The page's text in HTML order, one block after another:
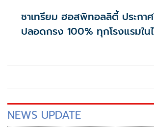
ชาเทรียม ฮอสพิทอลลิตี้ ประกาศ
ปลอดกรง 100% ทุกโรงแรมใน
NEWS UPDATE